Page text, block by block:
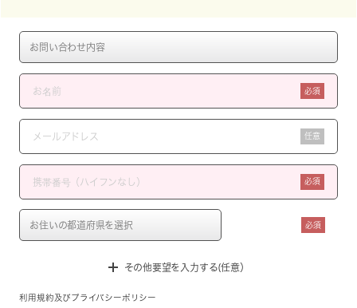
必須
任意
必須
必須
その他要望を入力する(任意）
利用規約 及び プライバシーポリシー